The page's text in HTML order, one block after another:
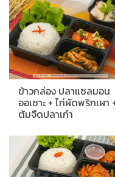
ข้าวกล่อง ปลาแซลมอน
ออเซาะ + ไก่ผัดพริกเผา
ต้มจืดปลาเก๋า